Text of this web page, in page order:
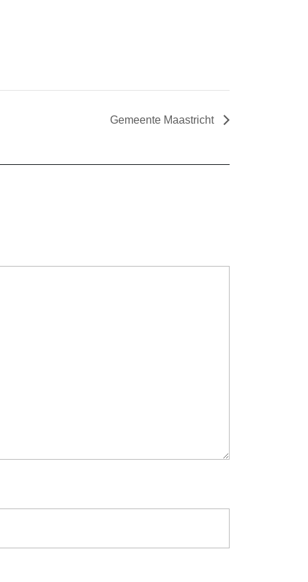
Gemeente Maastricht